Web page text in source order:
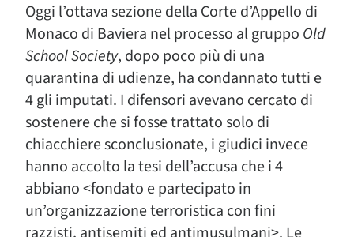
Oggi l’ottava sezione della Corte d’Appello di
Monaco di Baviera nel processo al gruppo Old
School Society, dopo poco più di una
quarantina di udienze, ha condannato tutti e
4 gli imputati. I difensori avevano cercato di
sostenere che si fosse trattato solo di
chiacchiere sconclusionate, i giudici invece
hanno accolto la tesi dell’accusa che i 4
abbiano <fondato e partecipato in
un’organizzazione terroristica con fini